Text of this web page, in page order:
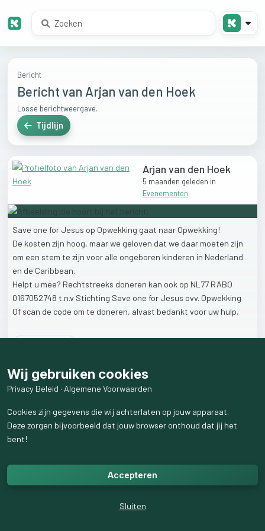
Bericht
Bericht van Arjan van den Hoek
Losse berichtweergave.
Tijdlijn
Arjan van den Hoek
5 maanden geleden in
Evenementen
Save one for Jesus op Opwekking gaat naar Opwekking!
De kosten zijn hoog, maarwe geloven dat we daar moeten zijn
om een stem te zijn voor alle ongeboren kinderen in Nederland
en de Caribbean.
Helpt u mee? Rechtstreeks doneren kan ook op NL77 RABO
0167052748 t.n.v Stichting Save one for Jesus ovv. Opwekking
Of scan de code om te doneren, alvast bedankt voor uw hulp.
Wij gebruiken cookies
Privacy Beleid · Algemene Voorwaarden
Cookies zijn gegevens die wij achterlaten op jouw apparaat.
Deze zorgen bijvoorbeeld dat jouw browser onthoud dat jij het
bent!
Accepteren
Sluiten